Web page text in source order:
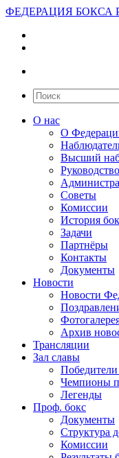
ФЕДЕРАЦИЯ БОКСА
О нас
О
Высший
Руководство
Советы
Комиссии
История
Задачи
Партнёры
Контакты
Документы
Новости
Новости
Архив
Трансляции
Зал славы
Чемпионы
Легенды
Проф. бокс
Документы
Структура
Комиссии